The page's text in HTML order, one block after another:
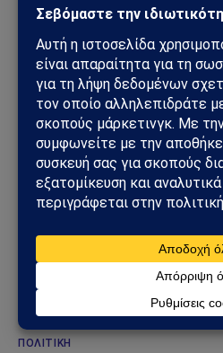
Μπλόκο της Γερουσίας στις
Τραμπ για το Ιράν – Ρήγμα
ΗΠΑ
23/06/2026
ΠΟΛΙΤΙΚΉ